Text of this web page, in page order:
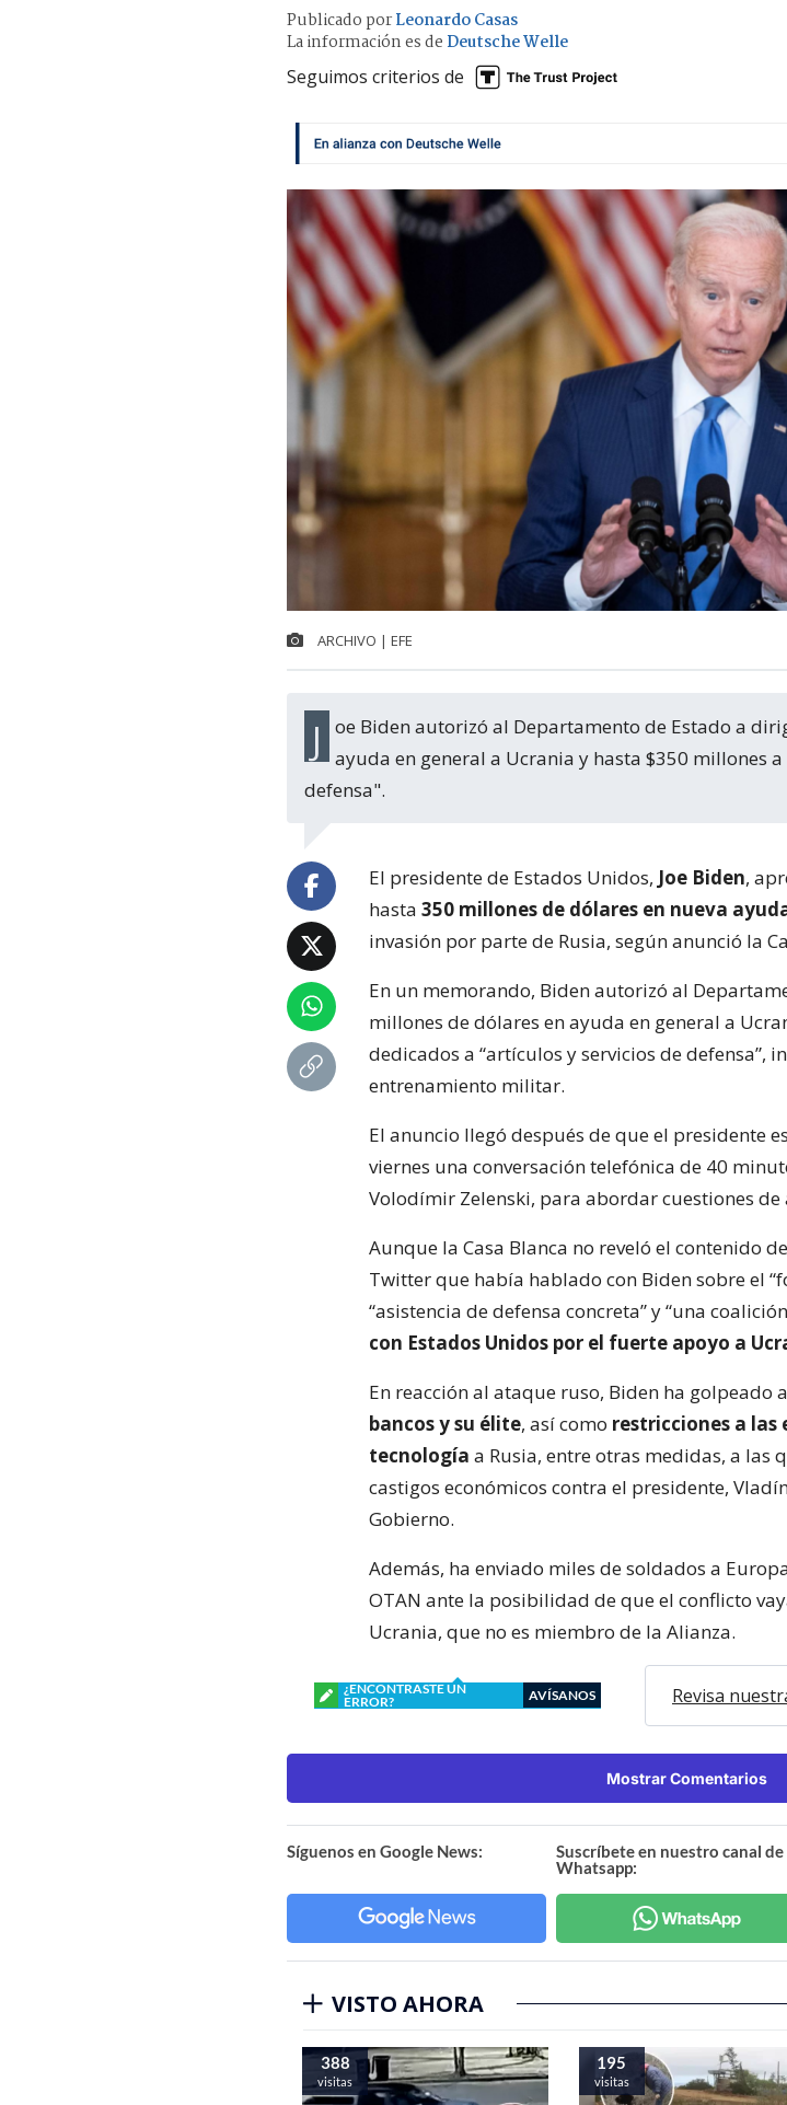
Publicado porLeonardo Casas
La información es de Deutsche Welle
Seguimos criterios de
ARCHIVO | EFE
Joe Biden autorizó al Departamento de Estado a dirigir hasta $250 millones en
ayuda en general a Ucrania y hasta $350 millones
defensa".
El presidente de Estados Unidos, Joe Biden,
hasta 350 millones de dólares en nueva
invasión por parte de Rusia, según anunció la
En un memorando, Biden autorizó al
millones de dólares en ayuda en general a
dedicados a “artículos y servicios de defensa”,
entrenamiento militar.
El anuncio llegó después de que el presidente
viernes una conversación telefónica de 40
Volodímir Zelenski, para abordar cuestiones
Aunque la Casa Blanca no reveló el contenido
Twitter que había hablado con Biden sobre el
“asistencia de defensa concreta” y “una
con Estados Unidos por el fuerte apoyo a
En reacción al ataque ruso, Biden ha golpeado
bancos y su élite, así como restricciones a
tecnología a Rusia, entre otras medidas, a las
castigos económicos contra el presidente,
Gobierno.
Además, ha enviado miles de soldados a
OTAN ante la posibilidad de que el conflicto
Ucrania, que no es miembro de la Alianza.
¿ENCONTRASTE UN
ERROR?
AVÍSANOS Revisa
Mostrar Comentarios
Síguenos en Google News:
Suscríbete en nuestro canal de
Whatsapp:
VISTO AHORA
388
visitas
195
visitas